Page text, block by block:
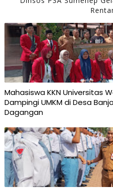
Mahasiswa KKN Universitas
Dampingi UMKM di Desa
Dagangan